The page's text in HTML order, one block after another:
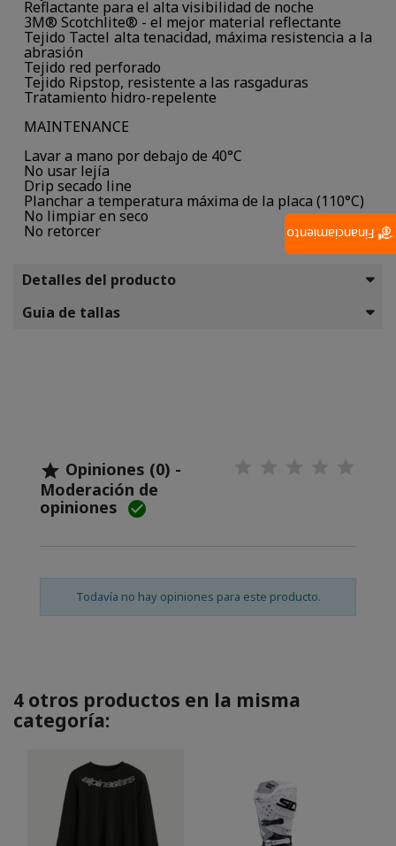
Reflactante para el alta visibilidad de noche
3M® Scotchlite® - el mejor material reflectante
Tejido Tactel alta tenacidad, máxima resistencia a la
abrasión
Tejido red perforado
Tejido Ripstop, resistente a las rasgaduras
Tratamiento hidro-repelente
MAINTENANCE
Lavar a mano por debajo de 40°C
No usar lejía
Drip secado line
Planchar a temperatura máxima de la placa (110°C)
No limpiar en seco
No retorcer
Detalles del producto
Guia de tallas
 Opiniones (0) -
Moderación de
opiniones 
Todavía no hay opiniones para este producto.
4 otros productos en la misma
categoría:
Financiamiento